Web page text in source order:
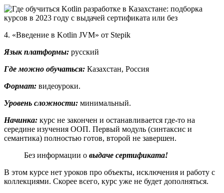
4. «Введение в Kotlin JVM» от Stepik
Язык платформы: русский
Где можно обучаться: Казахстан, Россия
Формат: видеоуроки.
Уровень сложности: минимальный.
Начинка: курс не закончен и останавливается где-то на
середине изучения ООП. Первый модуль (синтаксис и
семантика) полностью готов, второй не завершен.
Без информации о выдаче сертификата!
В этом курсе нет уроков про объекты, исключения и работу с
коллекциями. Скорее всего, курс уже не будет дополняться.